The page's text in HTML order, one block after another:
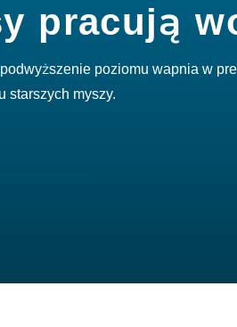
pracują
poziomu wapnia w
starszych myszy.